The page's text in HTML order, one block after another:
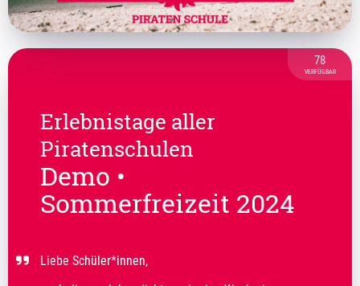
Demo •
Sommerfreizeit 2024
Erlebnistage aller
Piratenschulen
78
VERFÜGBAR
Liebe Schüler*innen,